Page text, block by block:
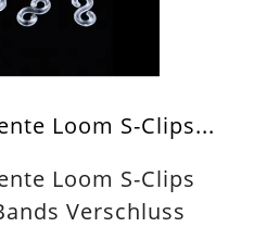
Loom S-Clips...
Loom S-Clips
Verschluss